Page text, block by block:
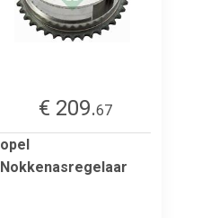
€ 209.67
opel
Nokkenasregelaar